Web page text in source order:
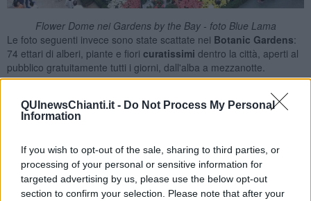
QUInewsChianti.it - Do Not Process My Personal
Information
If you wish to opt-out of the sale, sharing to third parties, or
processing of your personal or sensitive information for
targeted advertising by us, please use the below opt-out
section to confirm your selection. Please note that after your
Flower Dome nei Gardens by the Bay - foto Blue Lama
Le foto seguenti invece sono state scattate nei Botanic Gardens:
74 ettari di alberi, piante e fiori curatissimi dentro la città, aperti al
pubblico gratuitamente tutti i giorni, dall'alba a mezzanotte.